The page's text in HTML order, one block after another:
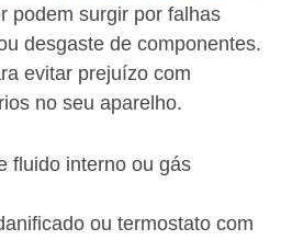
podem surgir por falhas
desgaste de componentes.
evitar prejuízo com
no seu aparelho.
fluido interno ou gás
ou termostato com